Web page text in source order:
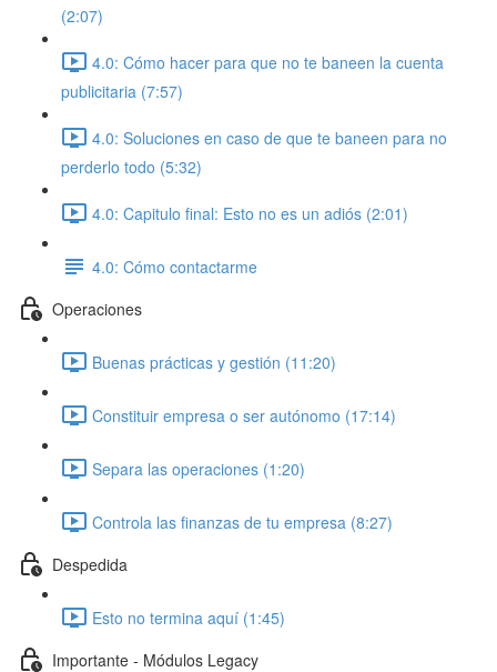
(2:07)
4.0: Cómo hacer para que no te baneen la cuenta
publicitaria (7:57)
4.0: Soluciones en caso de que te baneen para no
perderlo todo (5:32)
4.0: Capitulo final: Esto no es un adiós (2:01)
4.0: Cómo contactarme
Operaciones
Buenas prácticas y gestión (11:20)
Constituir empresa o ser autónomo (17:14)
Separa las operaciones (1:20)
Controla las finanzas de tu empresa (8:27)
Despedida
Esto no termina aquí (1:45)
Importante - Módulos Legacy